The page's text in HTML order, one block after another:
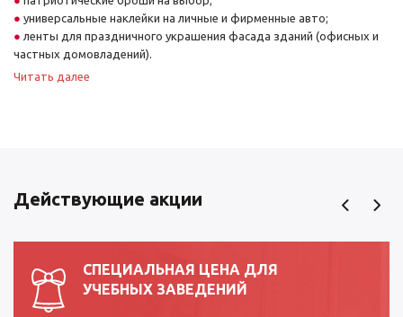
универсальные наклейки на личные и фирменные авто;
ленты для праздничного украшения фасада зданий (офисных и
частных домовладений).
доступна бесплатная консультация по представленному
ассортименту и оформлению заказа.
Читать далее
Действующие акции
СПЕЦИАЛЬНАЯ ЦЕНА ДЛЯ
УЧЕБНЫХ ЗАВЕДЕНИЙ